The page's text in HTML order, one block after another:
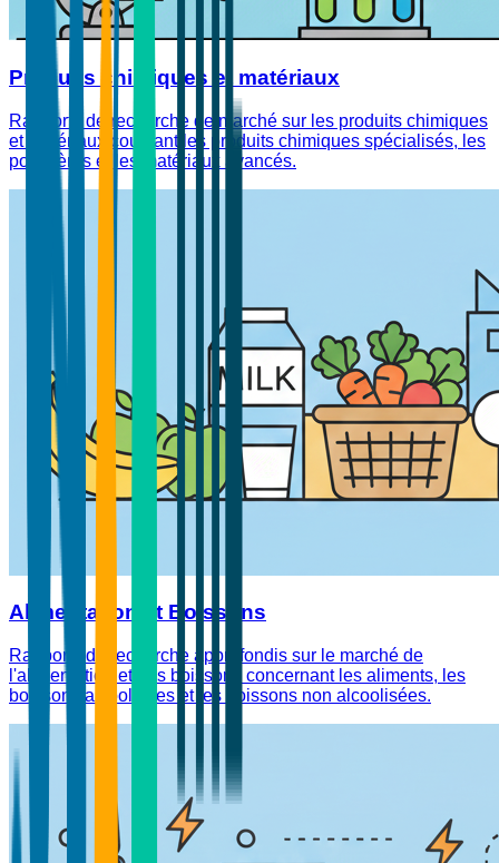
Produits chimiques et matériaux
Rapports de recherche de marché sur les produits chimiques
et matériaux couvrant les produits chimiques spécialisés, les
polymères et les matériaux avancés.
Alimentation et Boissons
Rapports de recherche approfondis sur le marché de
l'alimentation et des boissons concernant les aliments, les
boissons alcoolisées et les boissons non alcoolisées.